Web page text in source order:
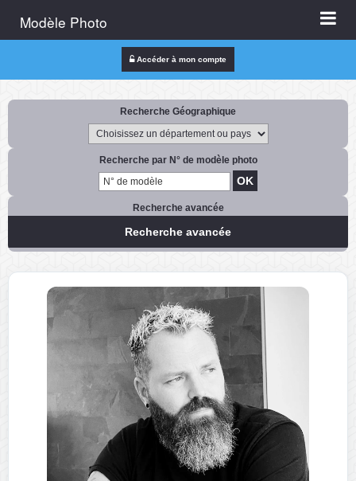
Modèle Photo
Accéder à mon compte
Recherche Géographique
Recherche par N° de modèle photo
Recherche avancée
Recherche avancée